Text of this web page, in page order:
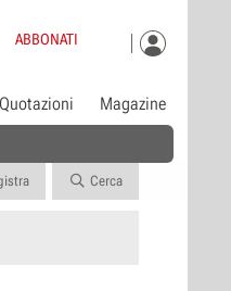
ABBONATI
Quotazioni Magazine
Cerca